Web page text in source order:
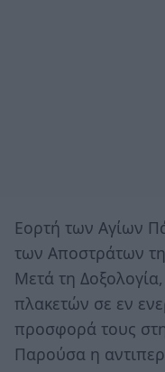
Εορτή των Αγίων
των Αποστράτων
Μετά τη
πλακετών σε εν
προσφορά τους
Παρούσα η